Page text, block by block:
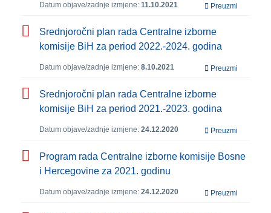
Datum objave/zadnje izmjene: 11.10.2021 Preuzmi
Srednjoročni plan rada Centralne izborne
komisije BiH za period 2022.-2024. godina
Datum objave/zadnje izmjene: 8.10.2021 Preuzmi
Srednjoročni plan rada Centralne izborne
komisije BiH za period 2021.-2023. godina
Datum objave/zadnje izmjene: 24.12.2020 Preuzmi
Program rada Centralne izborne komisije Bosne
i Hercegovine za 2021. godinu
Datum objave/zadnje izmjene: 24.12.2020 Preuzmi